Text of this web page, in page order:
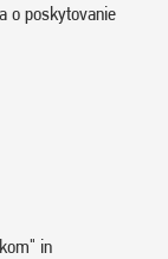
o poskytovanie
in